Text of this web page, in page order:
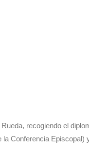
recogiendo el
la Conferencia